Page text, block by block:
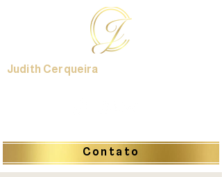
Contato
Judith Cerqueira